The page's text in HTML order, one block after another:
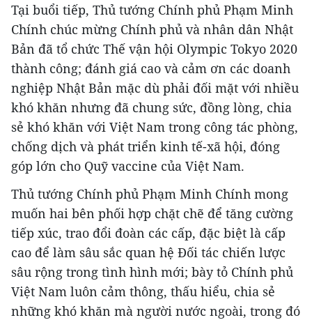
Tại buổi tiếp, Thủ tướng Chính phủ Phạm Minh
Chính chúc mừng Chính phủ và nhân dân Nhật
Bản đã tổ chức Thế vận hội Olympic Tokyo 2020
thành công; đánh giá cao và cảm ơn các doanh
nghiệp Nhật Bản mặc dù phải đối mặt với nhiều
khó khăn nhưng đã chung sức, đồng lòng, chia
sẻ khó khăn với Việt Nam trong công tác phòng,
chống dịch và phát triển kinh tế-xã hội, đóng
góp lớn cho Quỹ vaccine của Việt Nam.
Thủ tướng Chính phủ Phạm Minh Chính mong
muốn hai bên phối hợp chặt chẽ để tăng cường
tiếp xúc, trao đổi đoàn các cấp, đặc biệt là cấp
cao để làm sâu sắc quan hệ Đối tác chiến lược
sâu rộng trong tình hình mới; bày tỏ Chính phủ
Việt Nam luôn cảm thông, thấu hiểu, chia sẻ
những khó khăn mà người nước ngoài, trong đó